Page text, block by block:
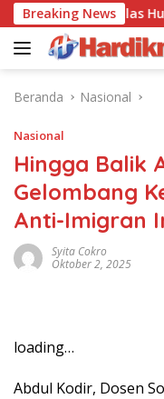
Langsung
ke
konten
Breaking News
Saling Balas
Beranda Nasional
Nasional
Hingga Balik
Gelombang
Anti-Imigran
Syita Cokro
Oktober 2, 2025
loading…
Abdul Kodir, Dosen